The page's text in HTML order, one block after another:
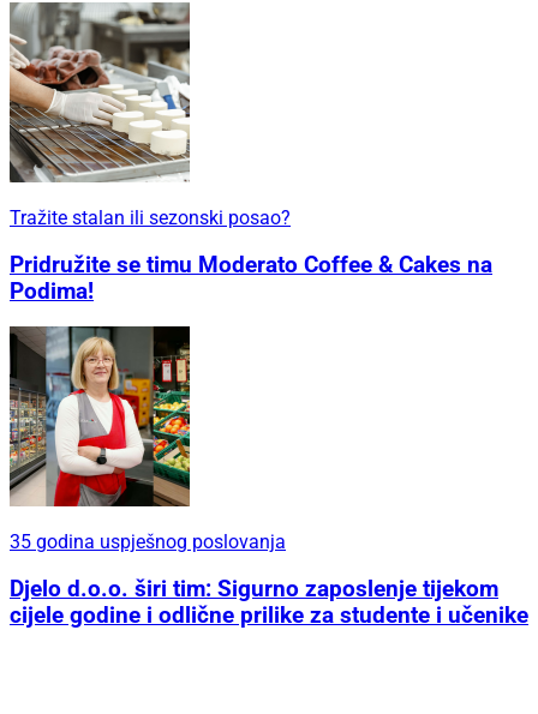
Tražite stalan ili sezonski posao?
Pridružite se timu Moderato Coffee & Cakes na
Podima!
35 godina uspješnog poslovanja
Djelo d.o.o. širi tim: Sigurno zaposlenje tijekom
cijele godine i odlične prilike za studente i učenike